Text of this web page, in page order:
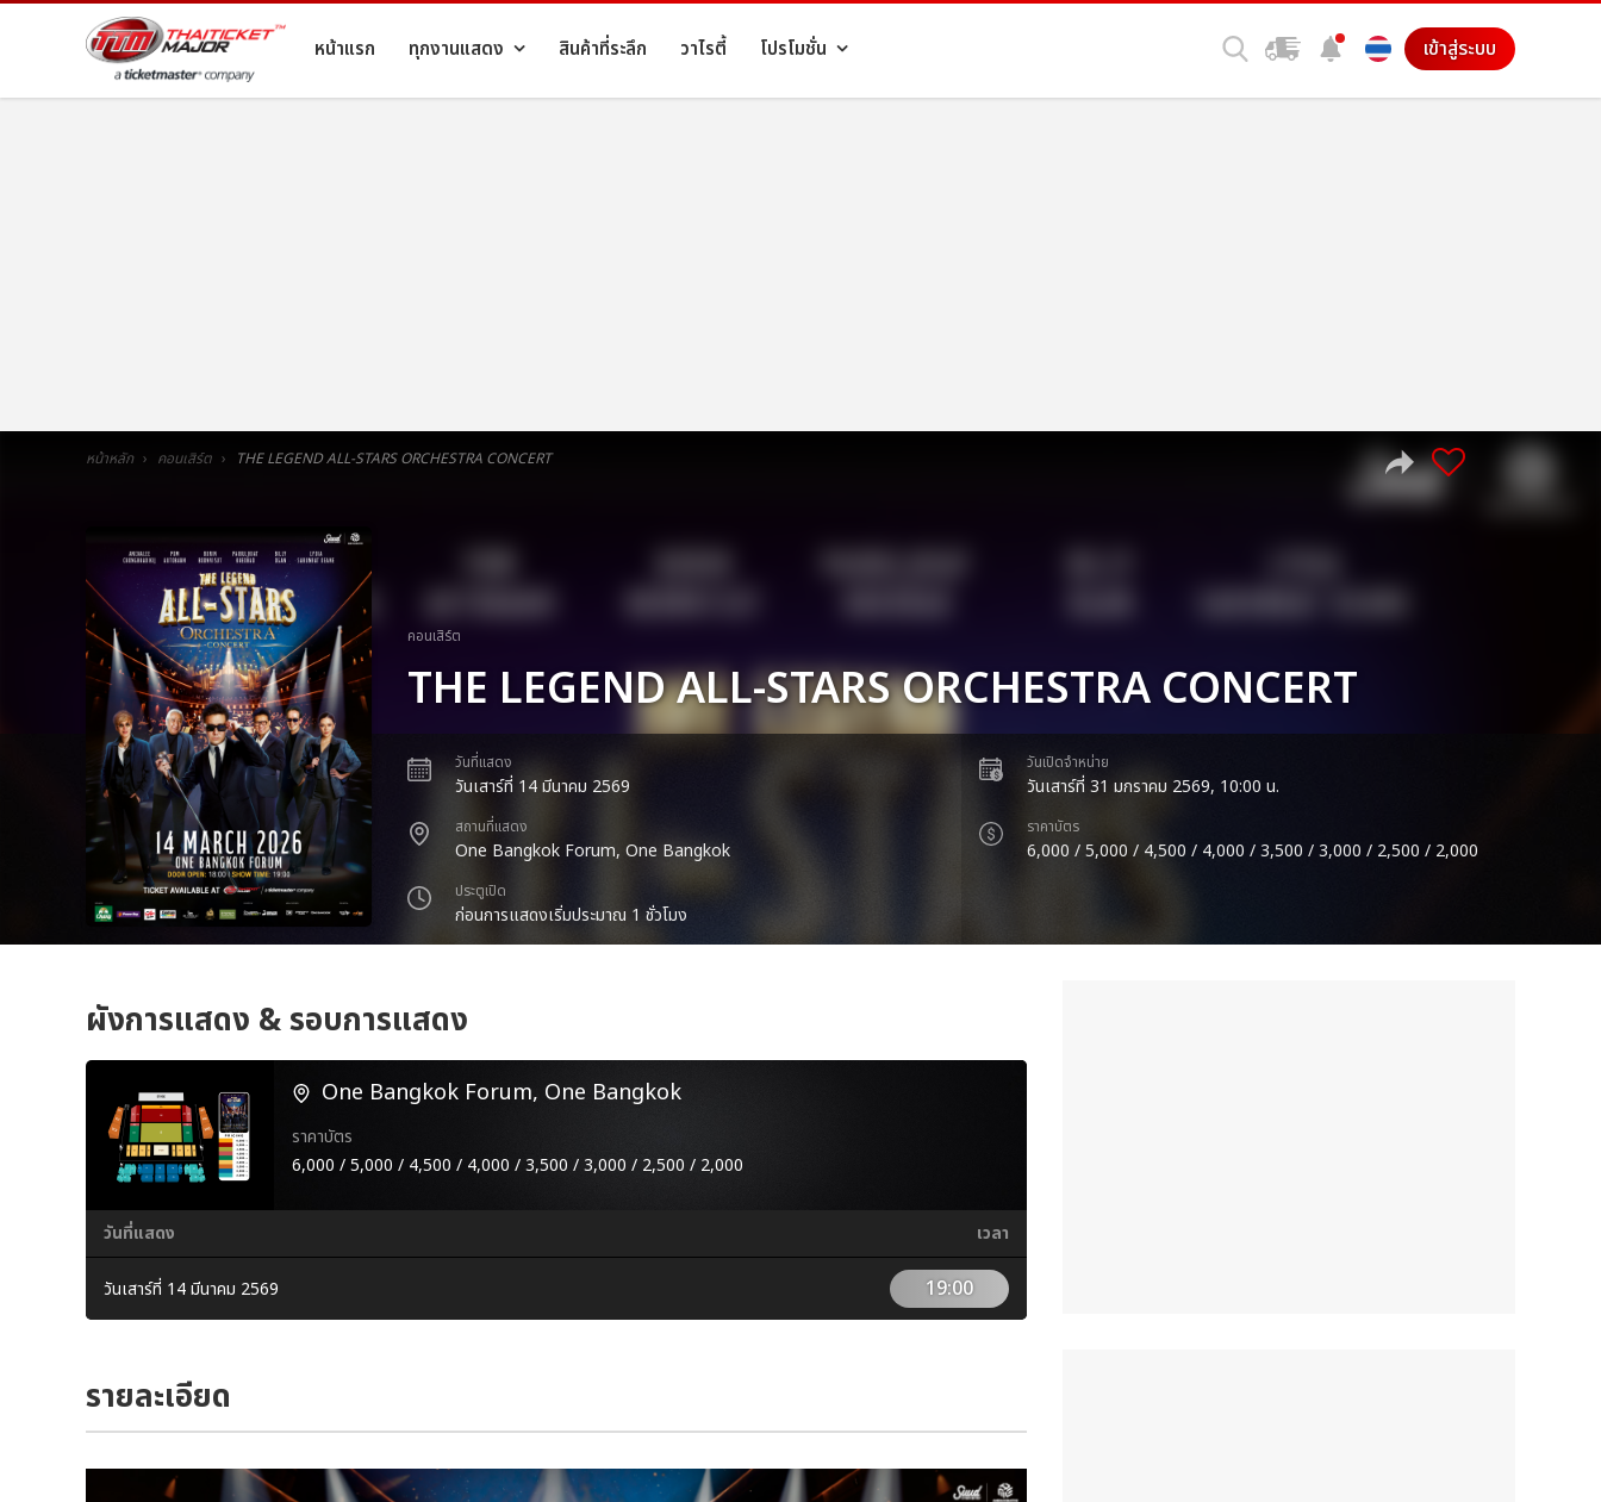
หน้าแรก ทุกงานแสดง สินค้าที่ระลึก วาไรตี้ โปรโมชั่น เข้าสู่ระบบ
หน้าหลัก คอนเสิร์ต THE LEGEND ALL-STARS ORCHESTRA CONCERT
คอนเสิร์ต
THE LEGEND ALL-STARS ORCHESTRA CONCERT
วันที่แสดง
วันเสาร์ที่ 14 มีนาคม 2569
สถานที่แสดง
One Bangkok Forum, One Bangkok
ประตูเปิด
ก่อนการแสดงเริ่มประมาณ 1 ชั่วโมง
วันเปิดจำหน่าย
วันเสาร์ที่ 31 มกราคม 2569, 10:00 น.
ราคาบัตร
6,000 / 5,000 / 4,500 / 4,000 / 3,500 / 3,000 / 2,500 / 2,000
ผังการแสดง & รอบการแสดง
One Bangkok Forum, One Bangkok
ราคาบัตร
6,000 / 5,000 / 4,500 / 4,000 / 3,500 / 3,000 / 2,500 / 2,000
วันที่แสดง เวลา
วันเสาร์ที่ 14 มีนาคม 2569 19:00
รายละเอียด